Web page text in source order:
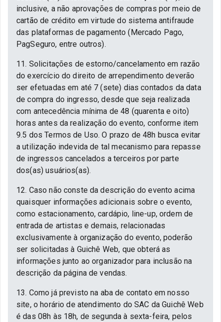
inclusive, a não aprovações de compras por meio de
cartão de crédito em virtude do sistema antifraude
das plataformas de pagamento (Mercado Pago,
PagSeguro, entre outros).
11. Solicitações de estorno/cancelamento em razão
do exercício do direito de arrependimento deverão
ser efetuadas em até 7 (sete) dias contados da data
de compra do ingresso, desde que seja realizada
com antecedência mínima de 48 (quarenta e oito)
horas antes da realização do evento, conforme item
9.5 dos Termos de Uso. O prazo de 48h busca evitar
a utilização indevida de tal mecanismo para repasse
de ingressos cancelados a terceiros por parte
dos(as) usuários(as).
12. Caso não conste da descrição do evento acima
quaisquer informações adicionais sobre o evento,
como estacionamento, cardápio, line-up, ordem de
entrada de artistas e demais, relacionadas
exclusivamente à organização do evento, poderão
ser solicitadas à Guichê Web, que obterá as
informações junto ao organizador para inclusão na
descrição da página de vendas.
13. Como já previsto na aba de contato em nosso
site, o horário de atendimento do SAC da Guichê Web
é das 08h às 18h, de segunda à sexta-feira, pelos